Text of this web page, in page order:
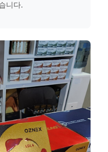
니다.